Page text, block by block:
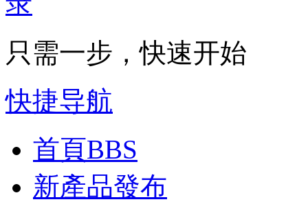
只需一步，快速开始
快捷导航
首頁BBS
新產品發布